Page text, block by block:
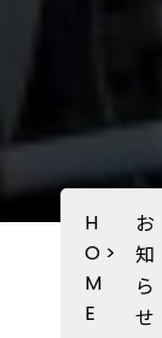
H
O
M
E
>
お
知
ら
せ